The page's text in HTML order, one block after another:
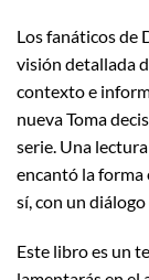
Los fanáticos de
visión detallada
contexto e
nueva Toma
serie. Una
encantó la forma
sí, con un
Este libro es un